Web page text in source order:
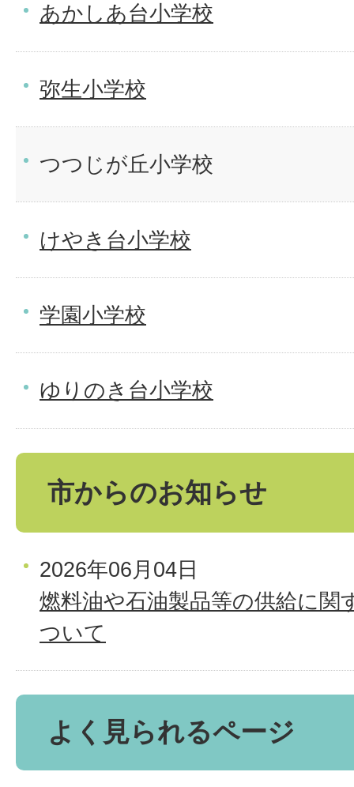
あかしあ台小学校
弥生小学校
つつじが丘小学校
けやき台小学校
学園小学校
ゆりのき台小学校
市からのお知らせ
2026年06月04日
燃料油や石油製品等の供給に関
ついて
よく見られるページ